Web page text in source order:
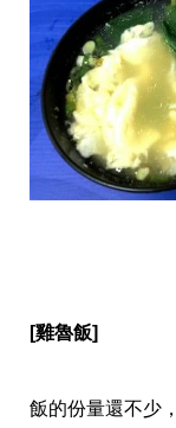
[雞魯飯]
飯的份量還不少